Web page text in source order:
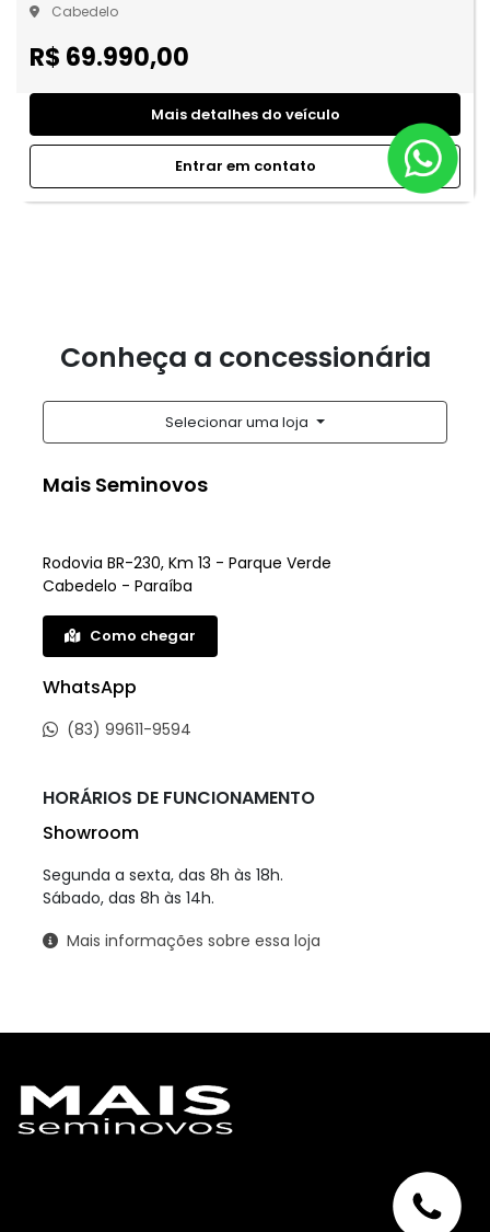
Cabedelo
R$ 69.990,00
Mais detalhes do veículo
Entrar em contato
Conheça a concessionária
Selecionar uma loja
Mais Seminovos
Rodovia BR-230, Km 13 - Parque Verde
Cabedelo - Paraíba
Como chegar
WhatsApp
(83) 99611-9594
HORÁRIOS DE FUNCIONAMENTO
Showroom
Segunda a sexta, das 8h às 18h.
Sábado, das 8h às 14h.
Mais informações sobre essa loja